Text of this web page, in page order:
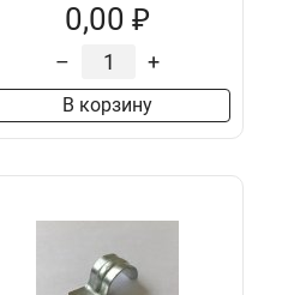
0,00 ₽
– +
В корзину